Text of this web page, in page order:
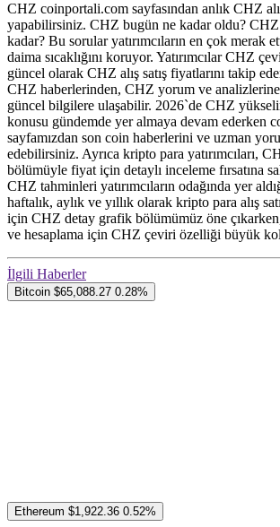
CHZ coinportali.com sayfasından anlık CHZ
yapabilirsiniz. CHZ bugün ne kadar oldu?
kadar? Bu sorular yatırımcıların en çok merak
daima sıcaklığını koruyor. Yatırımcılar CHZ
güncel olarak CHZ alış satış fiyatlarını takip
CHZ haberlerinden, CHZ yorum ve
güncel bilgilere ulaşabilir. 2026`de CHZ
konusu gündemde yer almaya devam ederken
sayfamızdan son coin haberlerini ve uzman
edebilirsiniz. Ayrıca kripto para yatırımcıları,
bölümüyle fiyat için detaylı inceleme fırsatına
CHZ tahminleri yatırımcıların odağında yer
haftalık, aylık ve yıllık olarak kripto para alış
için CHZ detay grafik bölümümüz öne
ve hesaplama için CHZ çeviri özelliği büyük
İlgili Haberler
Bitcoin $65,088.27 0.28%
Ethereum $1,922.36 0.52%